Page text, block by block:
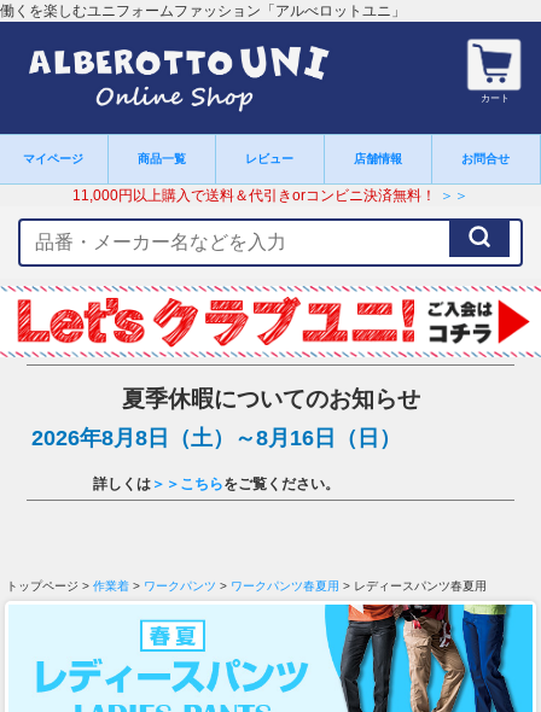
働くを楽しむユニフォームファッション「アルべロットユニ」
カート
マイページ 商品一覧 レビュー 店舗情報 お問合せ
11,000円以上購入で送料＆代引きorコンビニ決済無料！ ＞＞
ー
ワ
ー
ド
夏季休暇についてのお知らせ
2026年8月8日（土）～8月16日（日）
詳しくは ＞＞こちらをご覧ください。
トップページ > 作業着 > ワークパンツ > ワークパンツ春夏用 > レディースパンツ春夏用